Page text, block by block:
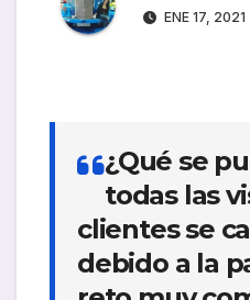
ENE 17, 2021
¿Qué se
todas las
clientes se
debido a la